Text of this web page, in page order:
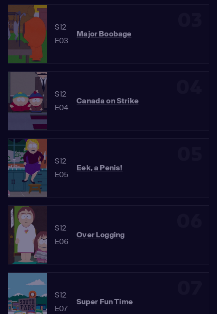
S12
E03
Major Boobage
S12
E04
Canada on Strike
S12
E05
Eek, a Penis!
S12
E06
Over Logging
S12
E07
Super Fun Time